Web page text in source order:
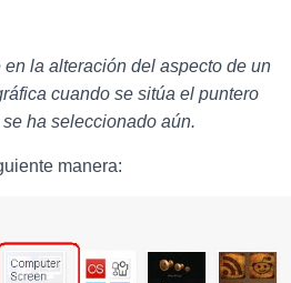
la alteración del aspecto de un
cuando se sitúa el puntero
ha seleccionado aún.
manera: